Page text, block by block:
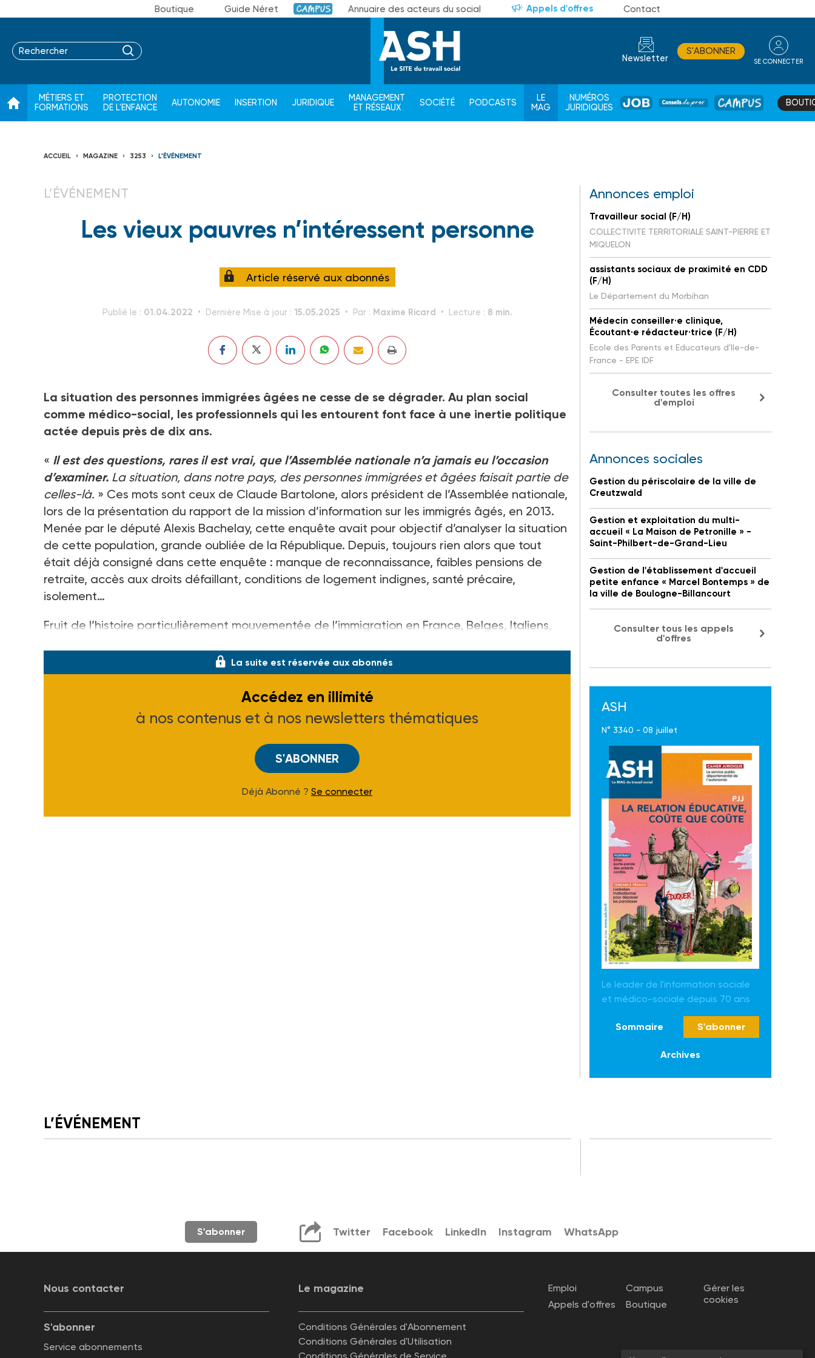
Boutique Guide Néret Campus Annuaire des acteurs du social Appels d'offres Contact
Newsletter
S'ABONNER
SE CONNECTER
MÉTIERS ET
FORMATIONS
PROTECTION
DE L'ENFANCE
AUTONOMIE INSERTION JURIDIQUE
MANAGEMENT
ET RÉSEAUX
SOCIÉTÉ PODCASTS
LE
MAG
NUMÉROS
JURIDIQUES
JOB
DE
CAMPUS
ACCUEIL MAGAZINE 3253 L’ÉVÉNEMENT
L’ÉVÉNEMENT
Les vieux pauvres n’intéressent personne
Article réservé aux abonnés
Publié le : 01.04.2022 Dernière Mise à jour : 15.05.2025 Par : Maxime Ricard Lecture : 8 min.
La situation des personnes immigrées âgées ne cesse de se dégrader. Au plan social
comme médico-social, les professionnels qui les entourent font face à une inertie politique
actée depuis près de dix ans.
« Il est des questions, rares il est vrai, que l’Assemblée nationale n’a jamais eu l’occasion
d’examiner. La situation, dans notre pays, des personnes immigrées et âgées faisait partie de
celles-là. » Ces mots sont ceux de Claude Bartolone, alors président de l’Assemblée nationale,
lors de la présentation du rapport de la mission d’information sur les immigrés âgés, en 2013.
Menée par le député Alexis Bachelay, cette enquête avait pour objectif d’analyser la situation
de cette population, grande oubliée de la République. Depuis, toujours rien alors que tout
était déjà consigné dans cette enquête : manque de reconnaissance, faibles pensions de
retraite, accès aux droits défaillant, conditions de logement indignes, santé précaire,
isolement…
Fruit de l’histoire particulièrement mouvementée de l’immigration en France, Belges, Italiens,
La suite est réservée aux abonnés
Accédez en illimité
à nos contenus et à nos newsletters thématiques
S'ABONNER
Déjà Abonné ? Se connecter
Annonces emploi
Travailleur social (F/H)
COLLECTIVITE TERRITORIALE SAINT-PIERRE ET
MIQUELON
assistants sociaux de proximité en CDD
(F/H)
Le Département du Morbihan
Médecin conseiller·e clinique,
Écoutant·e rédacteur·trice (F/H)
Ecole des Parents et Educateurs d'Ile-de-
France - EPE IDF
Consulter toutes les offres
d'emploi
Annonces sociales
Gestion du périscolaire de la ville de
Creutzwald
Gestion et exploitation du multi-
accueil « La Maison de Petronille » -
Saint-Philbert-de-Grand-Lieu
Gestion de l'établissement d'accueil
petite enfance « Marcel Bontemps » de
la ville de Boulogne-Billancourt
Consulter tous les appels
d'offres
ASH
N° 3340 - 08 juillet
Le leader de l'information sociale
et médico-sociale depuis 70 ans
Sommaire S'abonner
Archives
L’ÉVÉNEMENT
S'abonner Twitter Facebook LinkedIn Instagram WhatsApp
Nous contacter Le magazine
S'abonner
Service abonnements
Conditions Générales d'Abonnement
Conditions Générales d'Utilisation
Emploi
Appels d'offres
Campus
Boutique
Gérer les
cookies